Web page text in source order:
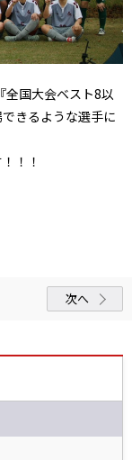
国大会ベスト8以
きるような選手に
！！
次へ